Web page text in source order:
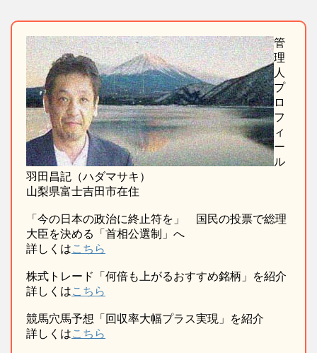
管
理
人
プ
ロ
フ
ィ
ー
ル
羽田昌記（ハダマサキ）
山梨県富士吉田市在住
「今の日本の政治に終止符を」 国民の投票で総理
大臣を決める「首相公選制」へ
詳しくはこちら
株式トレード「何倍も上がるおすすめ銘柄」を紹介
詳しくはこちら
競馬穴馬予想「回収率大幅プラス実現」を紹介
詳しくはこちら